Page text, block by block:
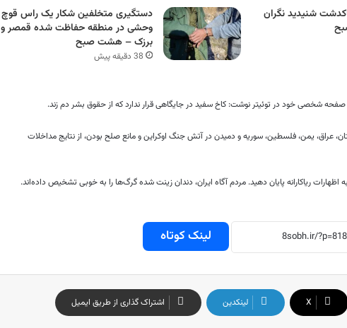
شنیدید نگران
دستگیری متخلفین شکار یک راس قوچ
وحشی در منطقه حفاظت شده قمصر و
برزک – هشت صبح
38 دقیقه پیش
صفحه شخصی خود در توئیتر نوشت: کاخ سفید در جایگاهی قرار ندارد که از حقوق بشر دم زند.
انسان در افغانستان، عراق، یمن، فلسطین، سوریه و دمیدن در آتش جنگ اوکراین و مانع صلح بودن، از نتایج مداخلات
ریاکارانه پایان دهید. مردم آگاه ایران، دندان زینت شده گرگ‌ها را به خوبی تشخیص داده‌اند.
لینک کوتاه
X لینکدین اشتراک گذاری از طریق ایمیل